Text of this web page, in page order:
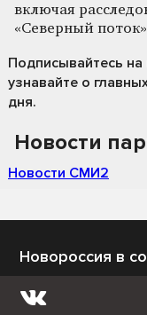
включая
«Северный
Подписывайтесь на
узнавайте о
дня.
Новости
Новости СМИ2
Новороссия в